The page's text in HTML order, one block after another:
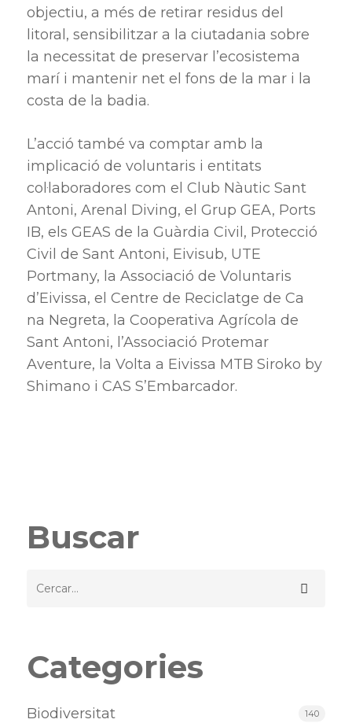
objectiu, a més de retirar residus del
litoral, sensibilitzar a la ciutadania sobre
la necessitat de preservar l’ecosistema
marí i mantenir net el fons de la mar i la
costa de la badia.
L’acció també va comptar amb la
implicació de voluntaris i entitats
col·laboradores com el Club Nàutic Sant
Antoni, Arenal Diving, el Grup GEA, Ports
IB, els GEAS de la Guàrdia Civil, Protecció
Civil de Sant Antoni, Eivisub, UTE
Portmany, la Associació de Voluntaris
d’Eivissa, el Centre de Reciclatge de Ca
na Negreta, la Cooperativa Agrícola de
Sant Antoni, l’Associació Protemar
Aventure, la Volta a Eivissa MTB Siroko by
Shimano i CAS S’Embarcador.
Buscar
Categories
Biodiversitat 140